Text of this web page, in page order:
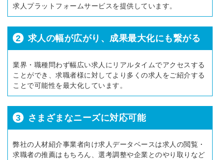
求人プラットフォームサービスを提供しています。
2 求人の幅が広がり、成果最大化にも繋がる
業界・職種問わず幅広い求人にリアルタイムでアクセスする
ことができ、求職者様に対してより多くの求人をご紹介する
ことで可能性を最大化しています。
3 さまざまなニーズに対応可能
弊社の人材紹介事業者向け求人データベースは求人の閲覧・
求職者の推薦はもちろん、選考調整や企業とのやり取りなど